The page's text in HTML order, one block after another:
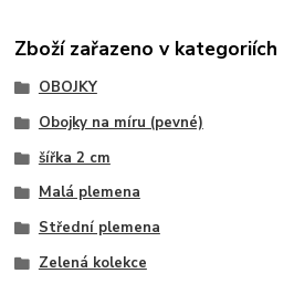
Zboží zařazeno v kategoriích
OBOJKY
Obojky na míru (pevné)
šířka 2 cm
Malá plemena
Střední plemena
Zelená kolekce